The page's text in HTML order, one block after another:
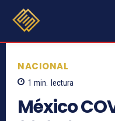
NACIONAL
1 min. lectura
México